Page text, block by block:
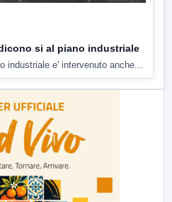
si al piano industriale
industriale e' intervenuto anche...